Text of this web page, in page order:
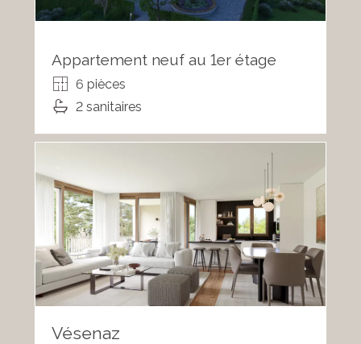
Appartement neuf au 1er étage
6 pièces
2 sanitaires
Vésenaz